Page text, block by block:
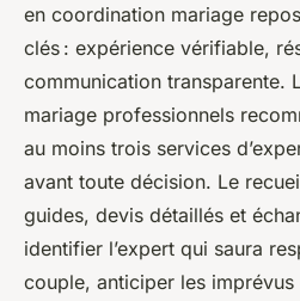
en coordination mariage
clés : expérience vérifiable,
communication transparente.
mariage professionnels
au moins trois services
avant toute décision. Le
guides, devis détaillés et
identifier l’expert qui saura
couple, anticiper les